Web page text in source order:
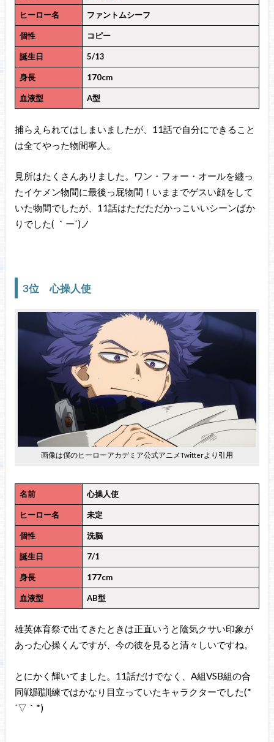
ヒーロー名 ファントムシーフ
個性 コピー
誕生日 5/13
身長 170cm
血液型 A型
捕らえられてはしまいましたが、11話で自分にできること
は全てやった物間寧人。
見所はたくさんありました。ワン・フォー・オールを纏っ
たイケメン物間に最後っ屁物間！いままでゲスい顔をして
いた物間でしたが、11話はただただかっこいいシーンばか
りでした( ｀ー´)ノ
3位 心操人使
画像は僕のヒーローアカデミア公式アニメTwitterより引用
名前 心操人使
ヒーロー名 未定
個性 洗脳
誕生日 7/1
身長 177cm
血液型 AB型
雄英体育祭で出てきたときは正直いうと陰気クサい印象が
あった心操くんですが、今の彼を見ると清々しいですね。
とにかく輝いてました。11話だけでなく、A組VSB組の合
同戦闘訓練ではかなり目立っていたキャラクターでした(*
´▽｀*)